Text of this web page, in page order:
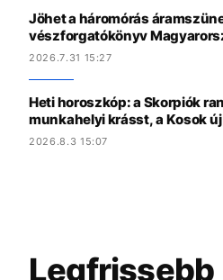
Jöhet a háromórás
vészforgatókönyv
2026.7.31 15:27
Heti horoszkóp: a Skorpiók
munkahelyi krásst, a Kosok
2026.8.3 15:07
Legfrissebb